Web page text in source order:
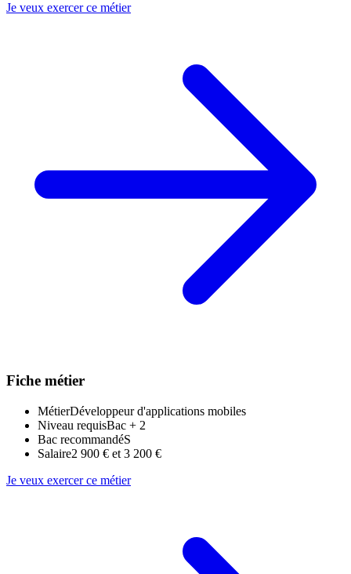
Je veux exercer ce métier
Fiche métier
MétierDéveloppeur d'applications mobiles
Niveau requisBac + 2
Bac recommandéS
Salaire2 900 € et 3 200 €
Je veux exercer ce métier